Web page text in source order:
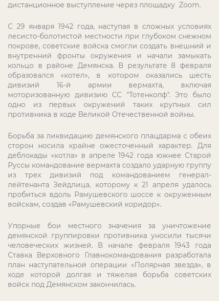
дистанционное выступление через площадку Zoom.
С 29 января 1942 года, наступая в сложных условиях
лесисто-болотистой местности при глубоком снежном
покрове, советские войска смогли создать внешний и
внутренний фронты окружения и начали замыкать
кольцо в районе Демянска. В результате 8 февраля
образовался «котел», в котором оказались шесть
дивизий 16-й армии вермахта, включая
моторизованную дивизию СС "Тотенкопф". Это было
одно из первых окружений таких крупных сил
противника в ходе Великой Отечественной войны.
Борьба за ликвидацию демянского плацдарма с обеих
сторон носила крайне ожесточенный характер. Для
деблокады «котла» в апреле 1942 года южнее Старой
Руссы командование вермахта создало ударную группу
из трех дивизий под командованием генерал-
лейтенанта Зейдлица, которому к 21 апреля удалось
пробиться вдоль Рамушевского шоссе к окруженным
войскам, создав «Рамушевский коридор».
Упорные бои местного значения за уничтожение
демянской группировки противника уносили тысячи
человеческих жизней. В начале февраля 1943 года
Ставка Верховного Главнокомандования разработала
план наступательной операции «Полярная звезда», в
ходе которой долгая и тяжелая борьба советских
войск под Демянском закончилась.